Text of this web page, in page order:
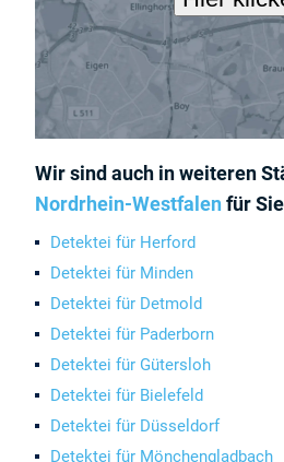
Wir sind auch in weiteren
Nordrhein-Westfalenfür
Detektei für Herford
Detektei für Minden
Detektei für Detmold
Detektei für Paderborn
Detektei für Gütersloh
Detektei für Bielefeld
Detektei für Düsseldorf
Detektei für Mönchengladbach